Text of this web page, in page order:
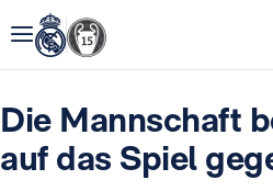
Die Mannschaft
auf das Spiel